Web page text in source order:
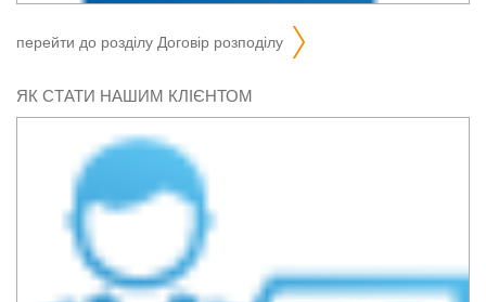
перейти до розділу договір розподілу
ЯК СТАТИ НАШИМ КЛІЄНТОМ